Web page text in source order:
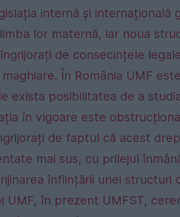
internă și
lor maternă, iar noua
de consecințele
În România UMF
exista posibilitatea de a
în vigoare este
de faptul că acest
mai sus, cu prilejul
înființării unei structuri
UMF, în prezent UMFST,